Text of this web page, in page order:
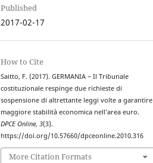
Published
2017-02-17
How to Cite
Saitto, F. (2017). GERMANIA ‒ Il Tribunale
costituzionale respinge due richieste di
sospensione di altrettante leggi volte a garantire
maggiore stabilità economica nell’area euro.
DPCE Online,3(3).
https://doi.org/10.57660/dpceonline.2010.316
More Citation Formats